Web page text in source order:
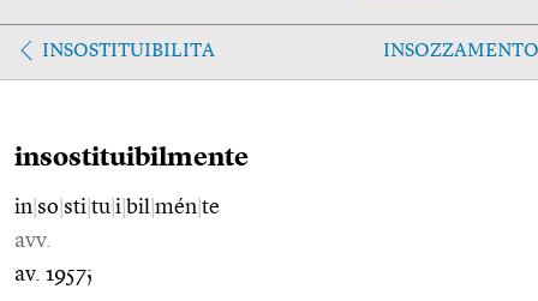
INSOSTITUIBILITA INSOZZAMENTO
insostituibilmente
in so sti tu i bil mén te
avv.
av. 1957;